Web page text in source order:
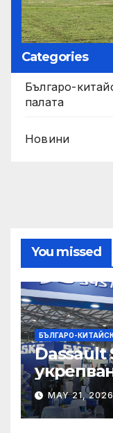
Categories
Българо-
палата
Новини
You missed
БЪЛГАРО-
Dassault
MAY 21, 2026